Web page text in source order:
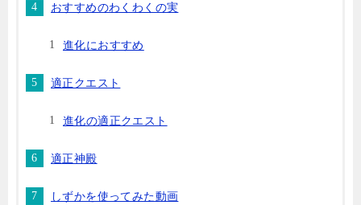
おすすめのわくわくの実
進化におすすめ
適正クエスト
進化の適正クエスト
適正神殿
しずかを使ってみた動画